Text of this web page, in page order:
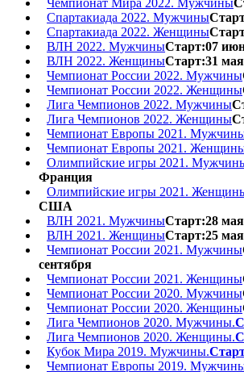
Спартакиада 2022. Мужчины
Спартакиада 2022. Женщины
ВЛН 2022. МужчиныСтарт:07
ВЛН 2022. ЖенщиныСтарт:31 мая
Чемпионат России 2022. Мужчины
Чемпионат России 2022. Женщины
Лига Чемпионов 2022. Мужчины
Лига Чемпионов 2022. Женщины
Чемпионат Европы 2021.
Чемпионат Европы 2021.
Олимпийские игры 2021.
Франция
Олимпийские игры 2021.
США
ВЛН 2021. МужчиныСтарт:28 мая
ВЛН 2021. ЖенщиныСтарт:25 мая
Чемпионат России 2021. Мужчины
сентября
Чемпионат России 2021. Женщины
Чемпионат России 2020. Мужчины
Чемпионат России 2020. Женщины
Лига Чемпионов 2020. Мужчины.
Лига Чемпионов 2020. Женщины.
Кубок Мира 2019. Мужчины.
Чемпионат Европы 2019.